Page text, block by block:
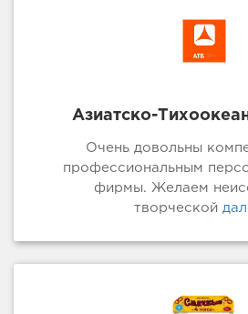
Азиатско-
Очень довольны
профессиональным
фирмы. Желаем
творческой